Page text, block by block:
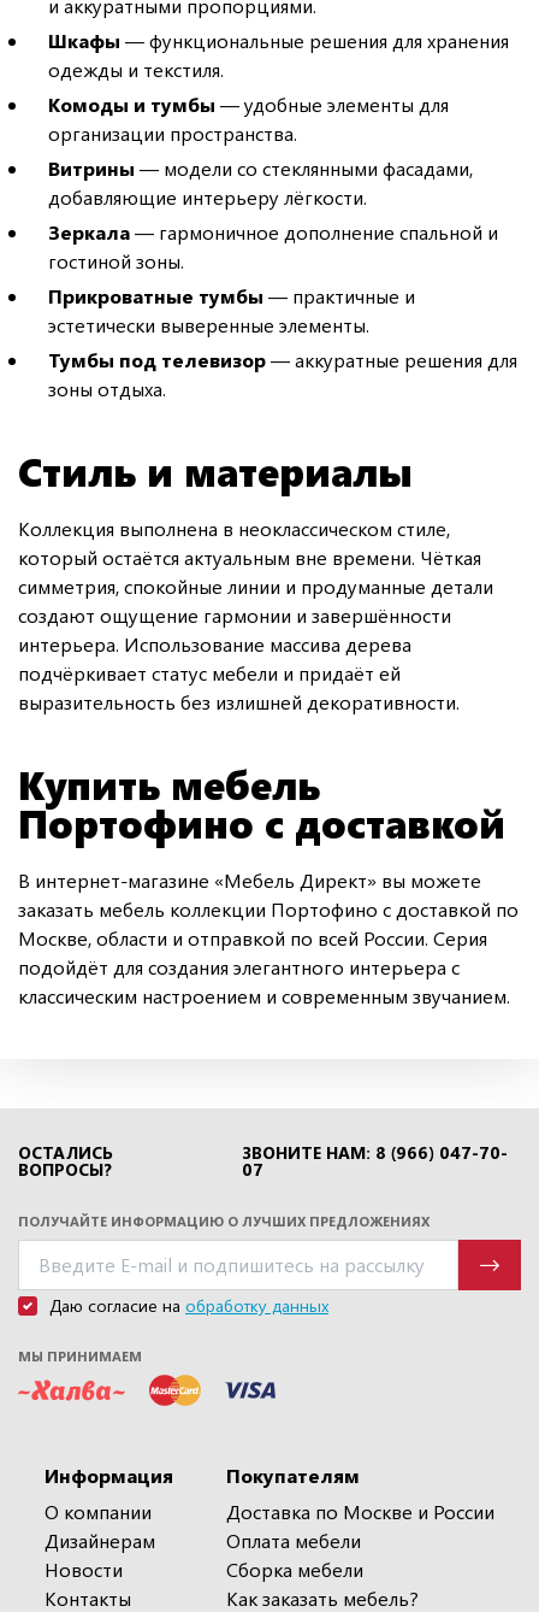
и аккуратными пропорциями.
Шкафы — функциональные решения для хранения
одежды и текстиля.
Комоды и тумбы — удобные элементы для
организации пространства.
Витрины — модели со стеклянными фасадами,
добавляющие интерьеру лёгкости.
Зеркала— гармоничное дополнение спальной и
гостиной зоны.
Прикроватные тумбы — практичные и
эстетически выверенные элементы.
Тумбы под телевизор— аккуратные решения для
зоны отдыха.
Стиль и материалы
Коллекция выполнена в неоклассическом стиле,
который остаётся актуальным вне времени. Чёткая
симметрия, спокойные линии и продуманные детали
создают ощущение гармонии и завершённости
интерьера. Использование массива дерева
подчёркивает статус мебели и придаёт ей
выразительность без излишней декоративности.
Купить мебель
Портофино с доставкой
В интернет-магазине «Мебель Директ» вы можете
заказать мебель коллекции Портофино с доставкой по
Москве, области и отправкой по всей России. Серия
подойдёт для создания элегантного интерьера с
классическим настроением и современным звучанием.
ОСТАЛИСЬ
ВОПРОСЫ?
ЗВОНИТЕ НАМ: 8 (966) 047-70-
07
ПОЛУЧАЙТЕ ИНФОРМАЦИЮ О ЛУЧШИХ ПРЕДЛОЖЕНИЯХ
Даю согласие на обработку данных
МЫ ПРИНИМАЕМ
Информация
О компании
Дизайнерам
Новости
Контакты
Покупателям
Доставка по Москве и России
Оплата мебели
Сборка мебели
Как заказать мебель?